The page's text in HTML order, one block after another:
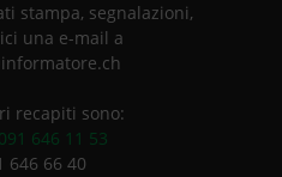
stampa, segnalazioni,
una e-mail a
recapiti sono:
091 646 11 53
646 66 40